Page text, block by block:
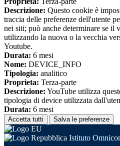
Descrizione: Questo cookie è
traccia delle preferenze dell'utente
nei siti; può anche determinare se il
utilizzando la nuova o la vecchia
Youtube.
Durata: 6 mesi
Nome: DEVICE_INFO
Tipologia: analitico
Proprieta: Terza-parte
Descrizione: YouTube utilizza
tipologia di device utilizzata
Durata: 6 mesi
Accetta tutti Salva le preferenze
Istituto